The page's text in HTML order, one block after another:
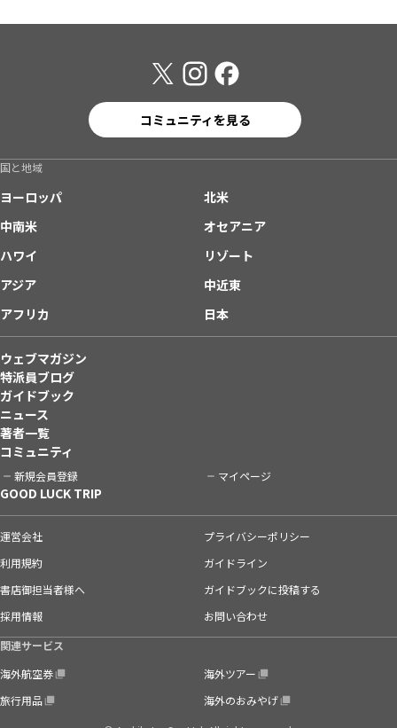
コミュニティを見る
国と地域
ヨーロッパ
北米
中南米
オセアニア
ハワイ
リゾート
アジア
中近東
アフリカ
日本
ウェブマガジン
特派員ブログ
ガイドブック
ニュース
著者一覧
コミュニティ
新規会員登録 マイページ
GOOD LUCK TRIP
運営会社
プライバシーポリシー
利用規約
ガイドライン
書店御担当者様へ
ガイドブックに投稿する
採用情報
お問い合わせ
関連サービス
海外航空券
海外ツアー
旅行用品
海外のおみやげ